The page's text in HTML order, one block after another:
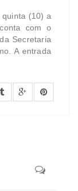
quinta (10) a
com o
Secretaria
A entrada